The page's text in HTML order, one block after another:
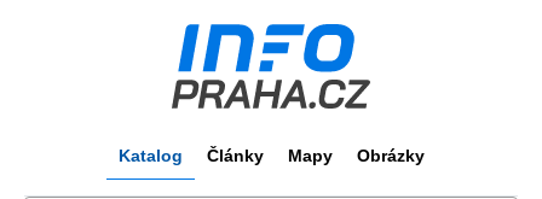
Katalog Články Mapy Obrázky